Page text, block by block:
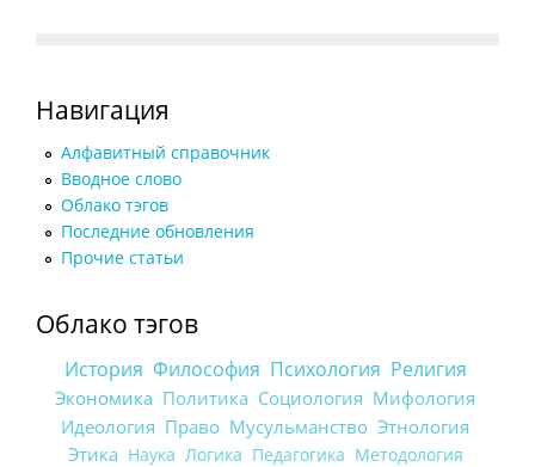
Навигация
Алфавитный справочник
Вводное слово
Облако тэгов
Последние обновления
Прочие статьи
Облако тэгов
История Философия Психология Религия
Экономика Политика Социология Мифология
Идеология Право Мусульманство Этнология
Этика Наука Логика Педагогика Методология